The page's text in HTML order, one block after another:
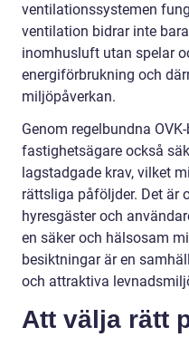
ventilationssystemen
ventilation bidrar inte
inomhusluft utan spelar
energiförbrukning och
miljöpåverkan.
Genom regelbundna
fastighetsägare också
lagstadgade krav, vilket
rättsliga påföljder. Det är
hyresgäster och
en säker och hälsosam
besiktningar är en
och attraktiva
Att välja rätt